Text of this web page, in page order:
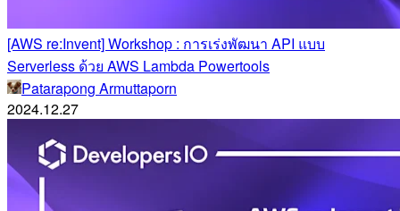
[AWS re:Invent] Workshop : การเร่งพัฒนา API แบบ
Serverless ด้วย AWS Lambda Powertools
Patarapong Armuttaporn
2024.12.27